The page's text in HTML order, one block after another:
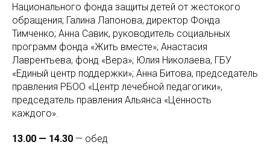
Национального фонда защиты детей от жестокого
обращения; Галина Лапонова, директор Фонда
Тимченко; Анна Савик, руководитель социальных
программ фонда «Жить вместе»; Анастасия
Лаврентьева, фонд «Вера»; Юлия Николаева, ГБУ
«Единый центр поддержки»; Анна Битова, председатель
правления РБОО «Центр лечебной педагогики»,
председатель правления Альянса «Ценность
каждого».
13.00 — 14.30 — обед